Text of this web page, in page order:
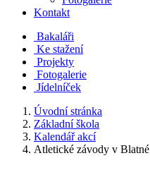
Kontakt
Bakaláři
Ke stažení
Projekty
Fotogalerie
Jídelníček
Úvodní stránka
Základní škola
Kalendář akcí
Atletické závody v Blatné